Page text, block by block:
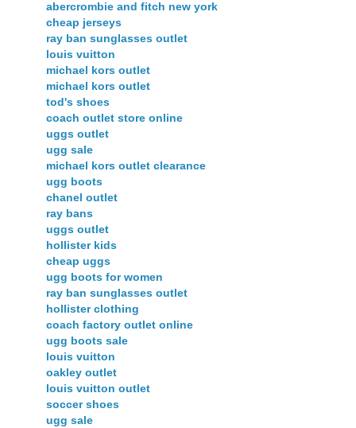
abercrombie and fitch new york
cheap jerseys
ray ban sunglasses outlet
louis vuitton
michael kors outlet
michael kors outlet
tod's shoes
coach outlet store online
uggs outlet
ugg sale
michael kors outlet clearance
ugg boots
chanel outlet
ray bans
uggs outlet
hollister kids
cheap uggs
ugg boots for women
ray ban sunglasses outlet
hollister clothing
coach factory outlet online
ugg boots sale
louis vuitton
oakley outlet
louis vuitton outlet
soccer shoes
ugg sale